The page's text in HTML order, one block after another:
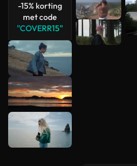
-15% korting
met code
"COVERR15"